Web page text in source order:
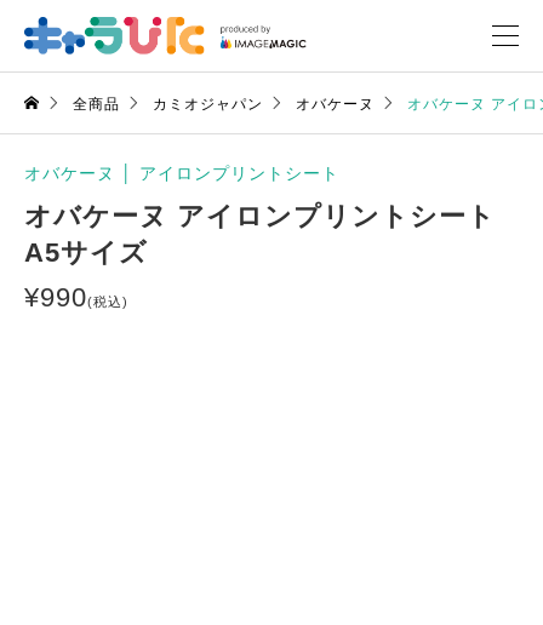
全商品 カミオジャパン オバケーヌ オバケーヌ アイ
オバケーヌ アイロンプリントシート
オバケーヌ アイロンプリントシート
A5サイズ
¥990(税込)